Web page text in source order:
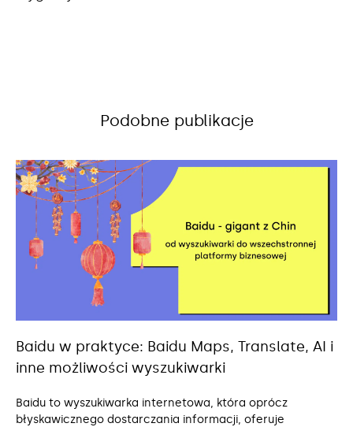
Podobne publikacje
Baidu w praktyce: Baidu Maps, Translate, AI i
inne możliwości wyszukiwarki
Baidu to wyszukiwarka internetowa, która oprócz
błyskawicznego dostarczania informacji, oferuje